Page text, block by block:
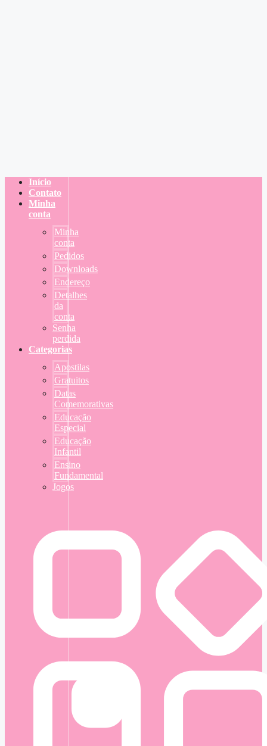
Início
Contato
Minha
conta
Minha
conta
Pedidos
Downloads
Endereço
Detalhes
da
conta
Senha
perdida
Categorias
Apostilas
Gratuitos
Datas
Comemorativas
Educação
Especial
Educação
Infantil
Ensino
Fundamental
Jogos